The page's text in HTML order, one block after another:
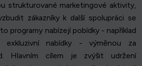
strukturované marketingové aktivity,
zákazníky k další spolupráci se
programy nabízejí pobídky - například
nabídky - výměnou za
Hlavním cílem je zvýšit udržení